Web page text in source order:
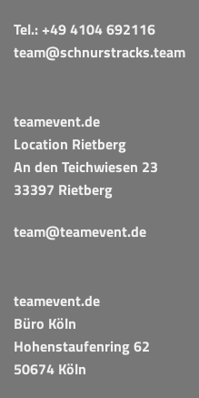
Tel.:+49 4104 692116
team@schnurstracks.team
teamevent.de
Location Rietberg
An den Teichwiesen 23
33397 Rietberg
team@teamevent.de
teamevent.de
Büro Köln
Hohenstaufenring 62
50674 Köln